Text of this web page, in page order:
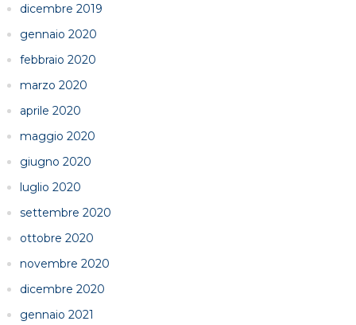
dicembre 2019
gennaio 2020
febbraio 2020
marzo 2020
aprile 2020
maggio 2020
giugno 2020
luglio 2020
settembre 2020
ottobre 2020
novembre 2020
dicembre 2020
gennaio 2021